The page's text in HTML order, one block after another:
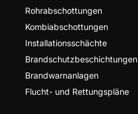
Rohr­abschottungen
Kombi­abschottungen
Installationsschächte
Brandschutz­beschichtungen
Brandwarnanlagen
Flucht- und Rettungspläne